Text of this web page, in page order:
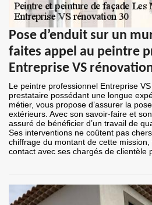
Pose d’enduit sur un
faites appel au peintre
Entreprise VS
Le peintre professionnel Entreprise
prestataire possédant une longue
métier, vous propose d’assurer la
extérieurs. Avec son savoir-faire et
assuré de bénéficier d’un travail de
Ses interventions ne coûtent pas
chiffrage du montant de cette
contact avec ses chargés de clientèle